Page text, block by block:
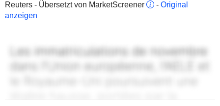
Reuters - Übersetzt von MarketScreener
- Original
anzeigen